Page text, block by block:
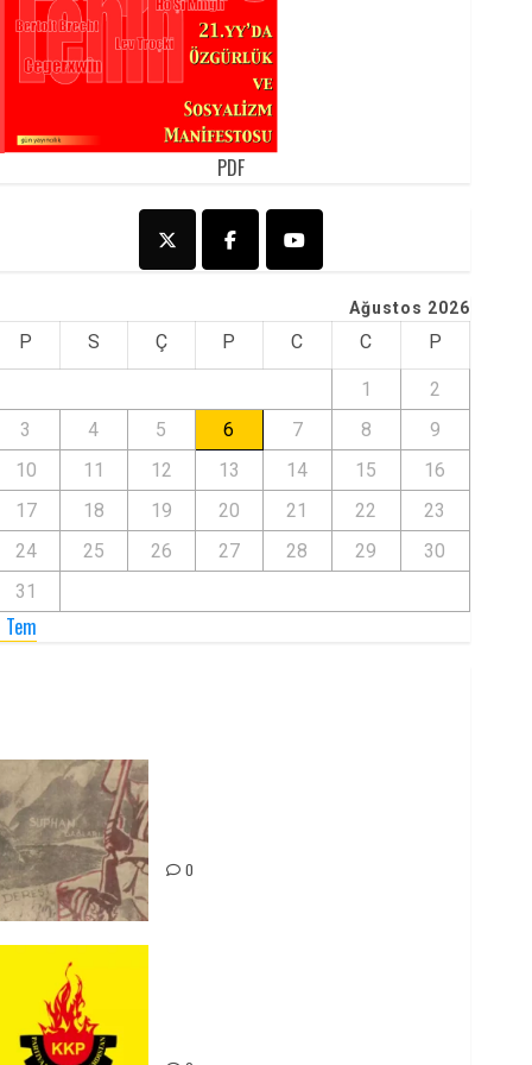
PDF
Ağustos 2026
P S Ç P C C P
1
2
3
4 5 6 7 8
9
10
11 12 13 14 15
16
17
18 19 20 21 22
23
24
25 26 27 28 29
30
31
0